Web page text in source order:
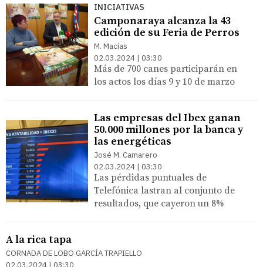
INICIATIVAS
Camponaraya alcanza la 43
edición de su Feria de Perros
M. Macías
02.03.2024 | 03:30
Más de 700 canes participarán en
los actos los días 9 y 10 de marzo
Las empresas del Ibex ganan
50.000 millones por la banca y
las energéticas
José M. Camarero
02.03.2024 | 03:30
Las pérdidas puntuales de
Telefónica lastran al conjunto de
resultados, que cayeron un 8%
A la rica tapa
CORNADA DE LOBO GARCÍA TRAPIELLO
02.03.2024 | 03:30